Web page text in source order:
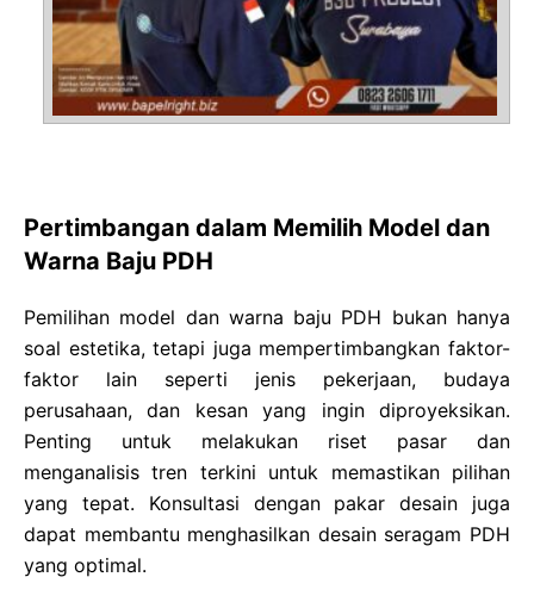
Pertimbangan dalam Memilih Model dan
Warna Baju PDH
Pemilihan model dan warna baju PDH bukan hanya
soal estetika, tetapi juga mempertimbangkan faktor-
faktor lain seperti jenis pekerjaan, budaya
perusahaan, dan kesan yang ingin diproyeksikan.
Penting untuk melakukan riset pasar dan
menganalisis tren terkini untuk memastikan pilihan
yang tepat. Konsultasi dengan pakar desain juga
dapat membantu menghasilkan desain seragam PDH
yang optimal.